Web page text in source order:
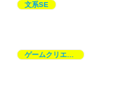
文系SE